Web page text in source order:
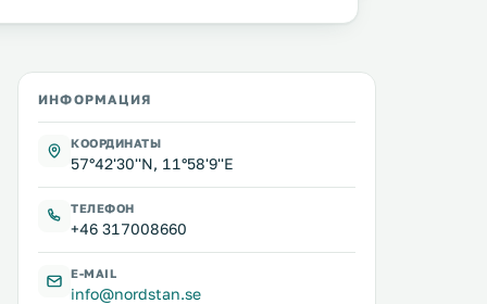
ИНФОРМАЦИЯ
КООРДИНАТЫ
57°42'30''N, 11°58'9''E
ТЕЛЕФОН
+46 317008660
E-MAIL
info@nordstan.se